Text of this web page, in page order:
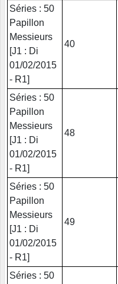
Séries : 50
Papillon
Messieurs
[J1 : Di
01/02/2015
- R1]
40
Séries : 50
Papillon
Messieurs
[J1 : Di
01/02/2015
- R1]
48
Séries : 50
Papillon
Messieurs
[J1 : Di
01/02/2015
- R1]
49
Séries : 50